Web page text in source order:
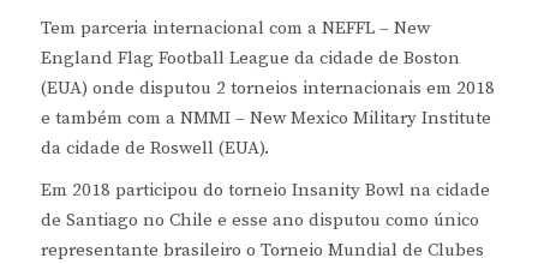
Tem parceria internacional com a NEFFL – New
England Flag Football League da cidade de Boston
(EUA) onde disputou 2 torneios internacionais em 2018
e também com a NMMI – New Mexico Military Institute
da cidade de Roswell (EUA).
Em 2018 participou do torneio Insanity Bowl na cidade
de Santiago no Chile e esse ano disputou como único
representante brasileiro o Torneio Mundial de Clubes